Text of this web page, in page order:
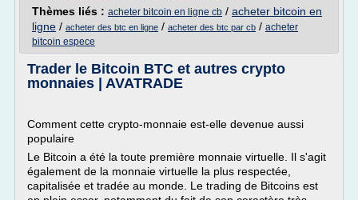
Thèmes liés : acheter bitcoin en ligne cb / acheter bitcoin en
ligne / acheter des btc en ligne / acheter des btc par cb / acheter
bitcoin espece
Trader le Bitcoin BTC et autres crypto
monnaies | AVATRADE
Comment cette crypto-monnaie est-elle devenue aussi
populaire
Le Bitcoin a été la toute première monnaie virtuelle. Il s'agit
également de la monnaie virtuelle la plus respectée,
capitalisée et tradée au monde. Le trading de Bitcoins est